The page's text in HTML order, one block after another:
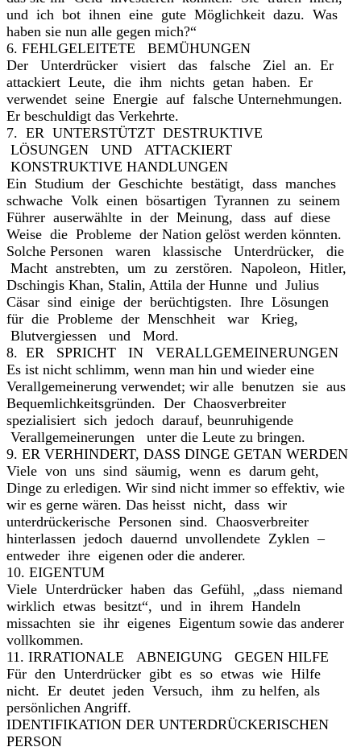
und ich bot ihnen eine gute Möglichkeit dazu. Was
haben sie nun alle gegen mich?“
6. FEHLGELEITETE BEMÜHUNGEN
Der Unterdrücker visiert das falsche Ziel an. Er
attackiert Leute, die ihm nichts getan haben. Er
verwendet seine Energie auf falsche Unternehmungen.
Er beschuldigt das Verkehrte.
7. ER UNTERSTÜTZT DESTRUKTIVE
LÖSUNGEN UND ATTACKIERT
KONSTRUKTIVE HANDLUNGEN
Ein Studium der Geschichte bestätigt, dass manches
schwache Volk einen bösartigen Tyrannen zu seinem
Führer auserwählte in der Meinung, dass auf diese
Weise die Probleme der Nation gelöst werden könnten.
Solche Personen waren klassische Unterdrücker, die
Macht anstrebten, um zu zerstören. Napoleon, Hitler,
Dschingis Khan, Stalin, Attila der Hunne und Julius
Cäsar sind einige der berüchtigsten. Ihre Lösungen
für die Probleme der Menschheit war Krieg,
Blutvergiessen und Mord.
8. ER SPRICHT IN VERALLGEMEINERUNGEN
Es ist nicht schlimm, wenn man hin und wieder eine
Verallgemeinerung verwendet; wir alle benutzen sie aus
Bequemlichkeitsgründen. Der Chaosverbreiter
spezialisiert sich jedoch darauf, beunruhigende
Verallgemeinerungen unter die Leute zu bringen.
9. ER VERHINDERT, DASS DINGE GETAN WERDEN
Viele von uns sind säumig, wenn es darum geht,
Dinge zu erledigen. Wir sind nicht immer so effektiv, wie
wir es gerne wären. Das heisst nicht, dass wir
unterdrückerische Personen sind. Chaosverbreiter
hinterlassen jedoch dauernd unvollendete Zyklen –
entweder ihre eigenen oder die anderer.
10. EIGENTUM
Viele Unterdrücker haben das Gefühl, „dass niemand
wirklich etwas besitzt“, und in ihrem Handeln
missachten sie ihr eigenes Eigentum sowie das anderer
vollkommen.
11. IRRATIONALE ABNEIGUNG GEGEN HILFE
Für den Unterdrücker gibt es so etwas wie Hilfe
nicht. Er deutet jeden Versuch, ihm zu helfen, als
persönlichen Angriff.
IDENTIFIKATION DER UNTERDRÜCKERISCHEN
PERSON